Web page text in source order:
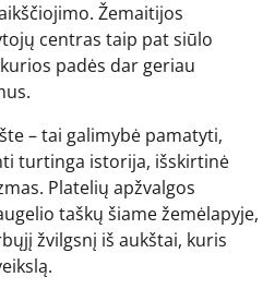
Žemaitijos
centras taip pat siūlo
padės dar geriau
– tai galimybė pamatyti,
turtinga istorija, išskirtinė
Platelių apžvalgos
taškų šiame žemėlapyje,
žvilgsnį iš aukštai, kuris